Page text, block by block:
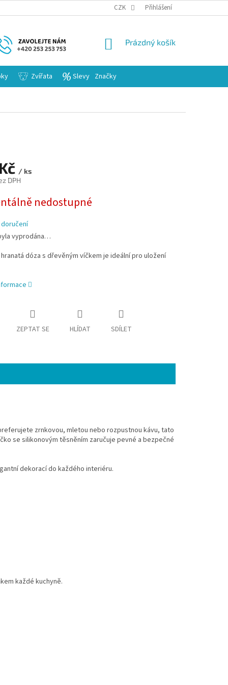
CZK Přihlášení
NÁKUPNÍ
Prázdný košík
Zvířata Slevy Značky
/ ks
DPH
nedostupné
vyprodána…
dóza s dřevěným víčkem je ideální pro uložení
ZEPTAT SE HLÍDAT SDÍLET
zrnkovou, mletou nebo rozpustnou kávu, tato
se silikonovým těsněním zaručuje pevné a bezpečné
dekorací do každého interiéru.
každé kuchyně.